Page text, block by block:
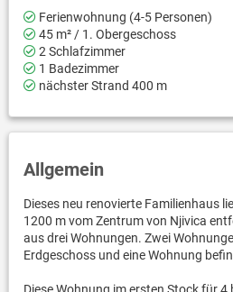
Ferienwohnung (4-5 Personen)
45 m² / 1. Obergeschoss
2 Schlafzimmer
1 Badezimmer
nächster Strand 400 m
Allgemein
Dieses neu renovierte Familienhaus
1200 m vom Zentrum von Njivica
aus drei Wohnungen. Zwei
Erdgeschoss und eine Wohnung